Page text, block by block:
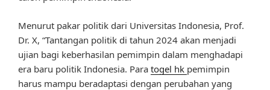
Menurut pakar politik dari Universitas Indonesia, Prof.
Dr. X, “Tantangan politik di tahun 2024 akan menjadi
ujian bagi keberhasilan pemimpin dalam menghadapi
era baru politik Indonesia. Para togel hk pemimpin
harus mampu beradaptasi dengan perubahan yang